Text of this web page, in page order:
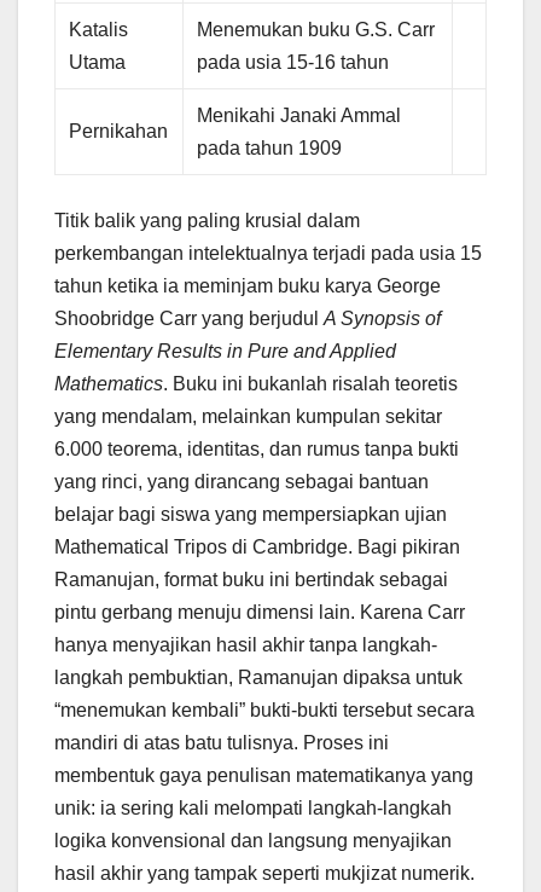
Katalis
Utama
Menemukan buku G.S. Carr
pada usia 15-16 tahun
Pernikahan
Menikahi Janaki Ammal
pada tahun 1909
Titik balik yang paling krusial dalam
perkembangan intelektualnya terjadi pada usia 15
tahun ketika ia meminjam buku karya George
Shoobridge Carr yang berjudul A Synopsis of
Elementary Results in Pure and Applied
Mathematics. Buku ini bukanlah risalah teoretis
yang mendalam, melainkan kumpulan sekitar
6.000 teorema, identitas, dan rumus tanpa bukti
yang rinci, yang dirancang sebagai bantuan
belajar bagi siswa yang mempersiapkan ujian
Mathematical Tripos di Cambridge. Bagi pikiran
Ramanujan, format buku ini bertindak sebagai
pintu gerbang menuju dimensi lain. Karena Carr
hanya menyajikan hasil akhir tanpa langkah-
langkah pembuktian, Ramanujan dipaksa untuk
“menemukan kembali” bukti-bukti tersebut secara
mandiri di atas batu tulisnya. Proses ini
membentuk gaya penulisan matematikanya yang
unik: ia sering kali melompati langkah-langkah
logika konvensional dan langsung menyajikan
hasil akhir yang tampak seperti mukjizat numerik.